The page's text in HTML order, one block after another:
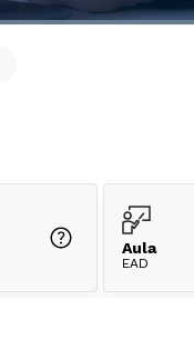
Aula
EAD